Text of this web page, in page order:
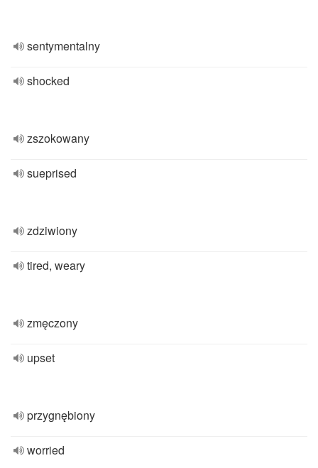
sentymentalny
shocked
zszokowany
sueprised
zdziwiony
tired, weary
zmęczony
upset
przygnębiony
worried